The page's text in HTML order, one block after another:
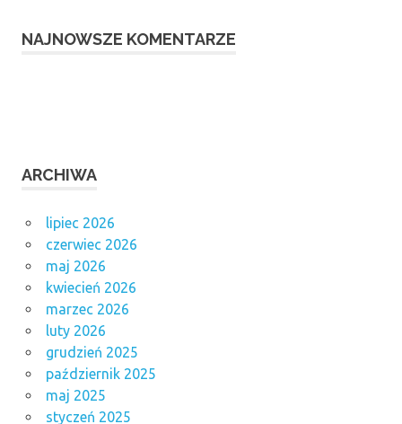
NAJNOWSZE KOMENTARZE
ARCHIWA
lipiec 2026
czerwiec 2026
maj 2026
kwiecień 2026
marzec 2026
luty 2026
grudzień 2025
październik 2025
maj 2025
styczeń 2025